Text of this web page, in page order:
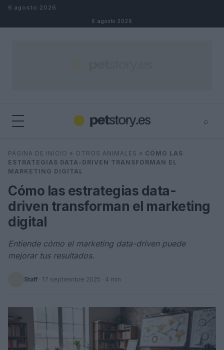
Saltar al contenido
6 agosto 2026
6 agosto 2026
⌕
Buscar
PÁGINA DE INICIO » OTROS ANIMALES » CÓMO LAS
ESTRATEGIAS DATA-DRIVEN TRANSFORMAN EL
MARKETING DIGITAL
Cómo las estrategias data-
driven transforman el marketing
digital
Entiende cómo el marketing data-driven puede
mejorar tus resultados.
Staff · 17 septiembre 2025 · 4 min